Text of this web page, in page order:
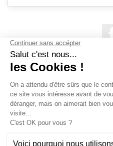
NOS PRODUITS
NOTRE SOCIÉTÉ